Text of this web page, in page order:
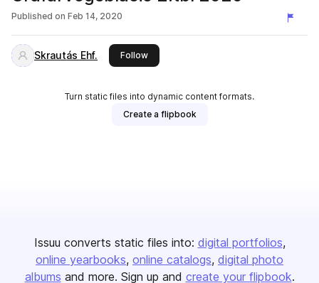
Published on Feb 14, 2020
Skrautás Ehf. Followthis publisher
Turn static files into dynamic content formats.
Create a flipbook
Issuu converts static files into: digital portfolios
online yearbooks online catalogs digital photo
albums and more. Sign up and create your flipbook.